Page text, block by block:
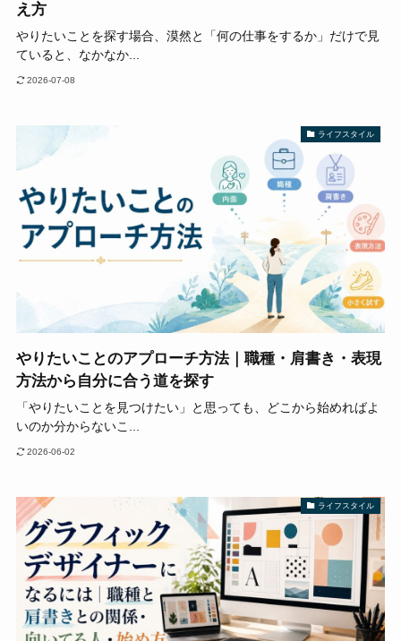
え方
やりたいことを探す場合、漠然と「何の仕事をするか」だけで見
ていると、なかなか...
2026-07-08
ライフスタイル
やりたいことのアプローチ方法｜職種・肩書き・表現
方法から自分に合う道を探す
「やりたいことを見つけたい」と思っても、どこから始めればよ
いのか分からないこ...
2026-06-02
ライフスタイル